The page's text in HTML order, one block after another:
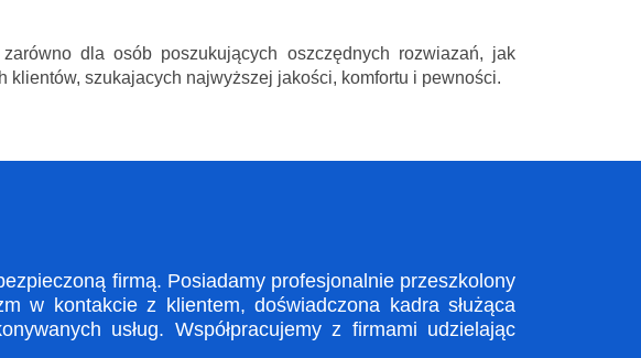
dla osób poszukujących oszczędnych rozwiazań, jak
klientów, szukajacych najwyższej jakości, komfortu i pewności.
firmą. Posiadamy profesjonalnie przeszkolony
w kontakcie z klientem, doświadczona kadra służąca
usług. Współpracujemy z firmami udzielając